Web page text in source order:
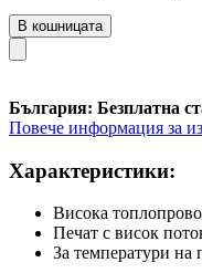
В кошницата
България: Безплатна
Повече информация за
Характеристики:
Висока
Печат с висок
За температури на